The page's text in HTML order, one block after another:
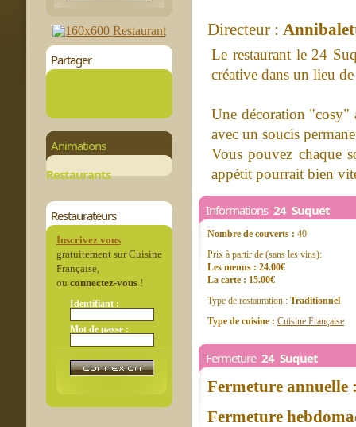
Partager
Animations
Restaurants
Restaurateurs
Inscrivez vous
gratuitement sur Cuisine
Française,
ou connectez-vous!
Identifiant :
Mot de passe :
Directeur :
Le restaurant le 24
créative dans un lieu
Une décoration "cosy"
avec un soucis
Vous pouvez chaque
appétit pourrait bien
Informations 24 Suquet
Nombre de couverts : 40
Prix à partir de (sans les vins):
Les menus : 24.00€
La carte : 15.00€
Type de restauration : Traditionnel
Type de cuisine : Cuisine Française
Fermeture 24 Suquet
Fermeture annuelle
Fermeture